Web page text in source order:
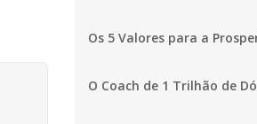
Os 5 Valores para a
O Coach de 1 Trilhão de